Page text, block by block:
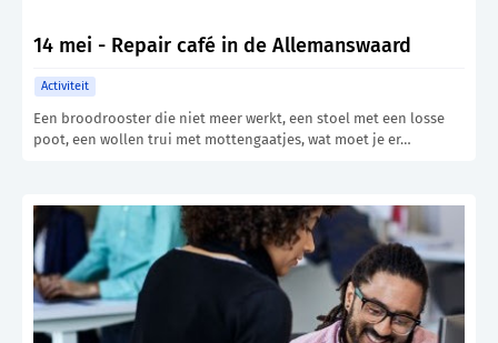
14 mei - Repair café in de Allemanswaard
Activiteit
Een broodrooster die niet meer werkt, een stoel met een losse
poot, een wollen trui met mottengaatjes, wat moet je er…